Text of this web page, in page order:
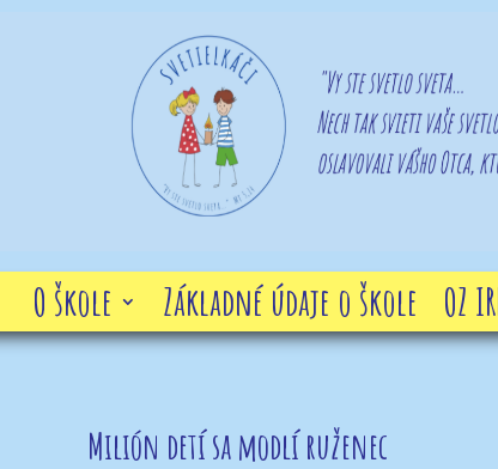
O škole Základné údaje o škole OZ
Milión detí sa modlí ruženec